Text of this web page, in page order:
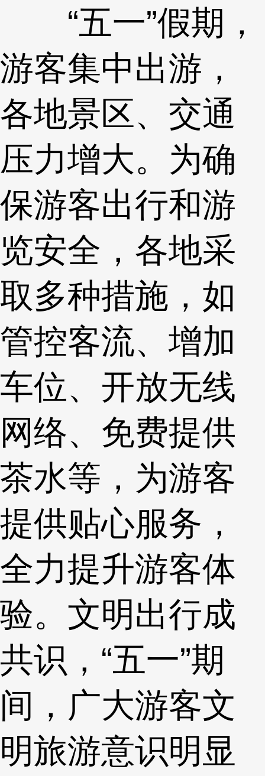
“五一”假期，
游客集中出游，
各地景区、交通
压力增大。为确
保游客出行和游
览安全，各地采
取多种措施，如
管控客流、增加
车位、开放无线
网络、免费提供
茶水等，为游客
提供贴心服务，
全力提升游客体
验。文明出行成
共识，“五一”期
间，广大游客文
明旅游意识明显